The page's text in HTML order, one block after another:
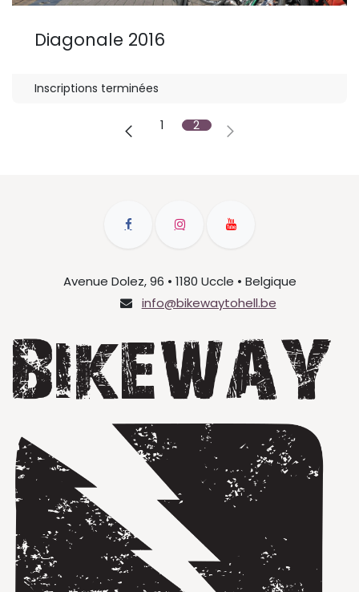
Diagonale 2016
Inscriptions terminées
1 2
Avenue Dolez, 96 • 1180 Uccle • Belgique
info@bikewaytohell.be